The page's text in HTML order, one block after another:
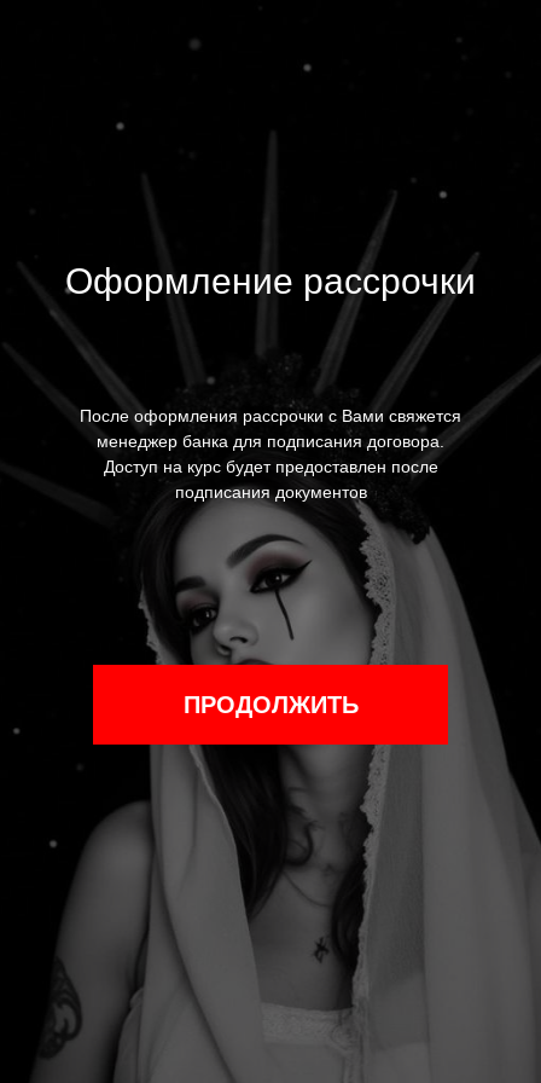
Оформление рассрочки
После оформления рассрочки с Вами свяжется
менеджер банка для подписания договора.
Доступ на курс будет предоставлен после
подписания документов
ПРОДОЛЖИТЬ